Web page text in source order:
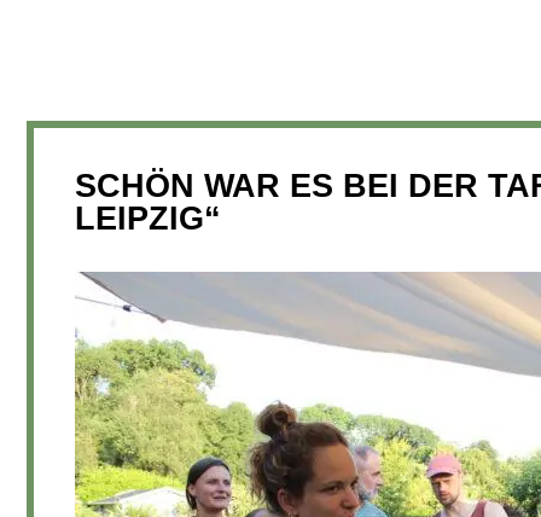
SCHÖN WAR ES BEI DER
LEIPZIG“